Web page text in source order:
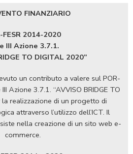
FINANZIARIO
FESR 2014-2020
III Azione 3.7.1.
TO DIGITAL 2020”
un contributo a valere sul POR-
Azione 3.7.1. “AVVISO BRIDGE TO
realizzazione di un progetto di
attraverso l’utilizzo dell’ICT. Il
nella creazione di un sito web e-
commerce.